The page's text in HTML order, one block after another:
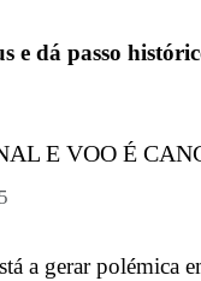
e dá passo
E VOO É
a gerar polémica